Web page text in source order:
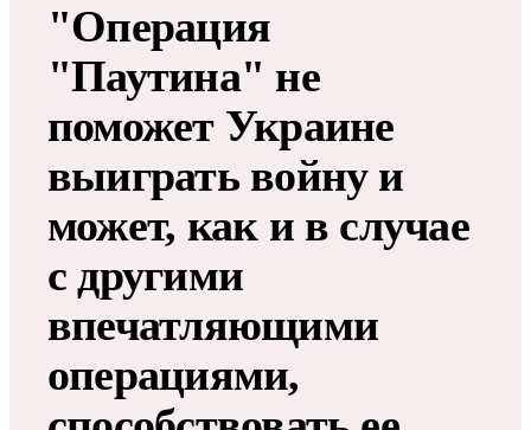
"Операция
"Паутина" не
поможет Украине
выиграть войну и
может, как и в случае
с другими
впечатляющими
операциями,